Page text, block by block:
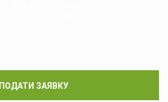
ПОДАТИ ЗАЯВКУ